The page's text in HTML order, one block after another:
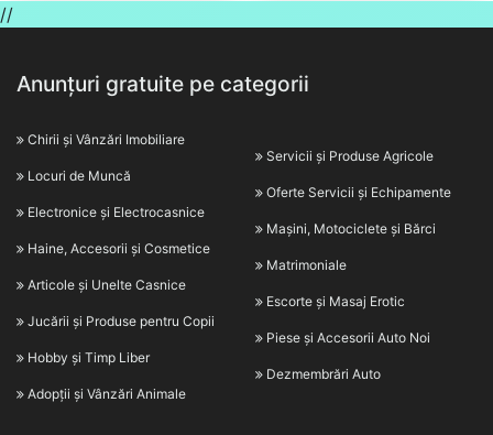
//
Anunțuri gratuite pe categorii
Chirii și Vânzări Imobiliare
Locuri de Muncă
Electronice și Electrocasnice
Haine, Accesorii și Cosmetice
Articole și Unelte Casnice
Jucării și Produse pentru Copii
Hobby și Timp Liber
Adopții și Vânzări Animale
Servicii și Produse Agricole
Oferte Servicii și Echipamente
Mașini, Motociclete și Bărci
Matrimoniale
Escorte și Masaj Erotic
Piese și Accesorii Auto Noi
Dezmembrări Auto